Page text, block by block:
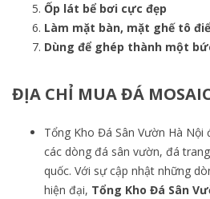
Ốp lát bể bơi cực đẹp
Làm mặt bàn, mặt ghế tô
Dùng để ghép thành một
ĐỊA CHỈ MUA ĐÁ
Tổng Kho Đá Sân Vườn Hà Nội
các dòng đá sân vườn, đá
quốc. Với sự cập nhật những
hiện đại, Tổng Kho Đá Sân